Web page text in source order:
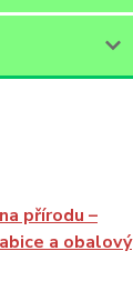
přírodu –
a obalový